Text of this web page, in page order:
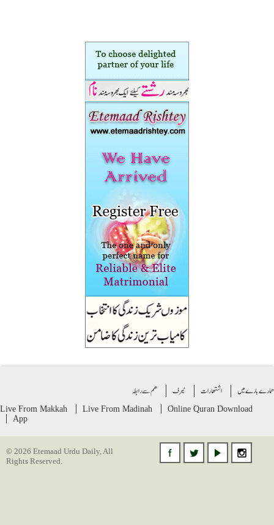
بارے میں اشتهارات ٹیرف ھم سے رابطہ
Live From Makkah Live From Madinah Online Quran Download
App
© 2026 Etemaad Urdu Daily, All
Rights Reserved.